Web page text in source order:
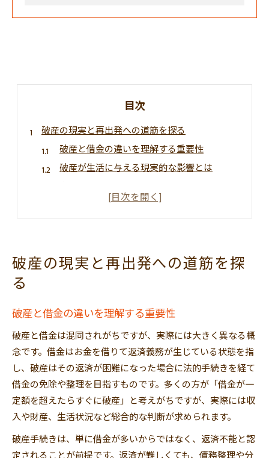
目次
破産の現実と再出発への道筋を探る
破産と借金の違いを理解する重要性
破産が生活に与える現実的な影響とは
自己破産した人の末路と再起のヒント
破産以外の借金整理法と選び方のポイント
借金はいくらから危険水準と判断されるのか
破産と家族への影響を最小限にする方法
自己破産のデメリットと家族への影響解説
自己破産のデメリットを徹底的に解説
破産と家族の関係に生じる変化と注意点
自己破産すると家族はどうなるのか
家族を守るための破産手続きのポイント
破産の現実と再出発への道筋を探
る
破産と借金の違いを理解する重要性
破産と借金は混同されがちですが、実際には大きく異なる概
念です。借金はお金を借りて返済義務が生じている状態を指
し、破産はその返済が困難になった場合に法的手続きを経て
借金の免除や整理を目指すものです。多くの方が「借金が一
定額を超えたらすぐに破産」と考えがちですが、実際には収
入や財産、生活状況など総合的な判断が求められます。
破産手続きは、単に借金が多いからではなく、返済不能と認